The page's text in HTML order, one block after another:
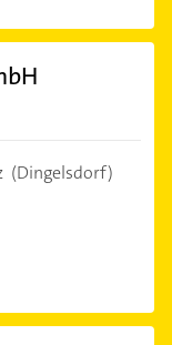
(Dingelsdorf)